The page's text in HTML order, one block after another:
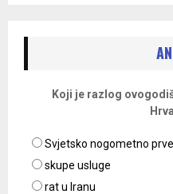
Koji je razlog
Svjetsko nogometno
skupe usluge
rat u Iranu